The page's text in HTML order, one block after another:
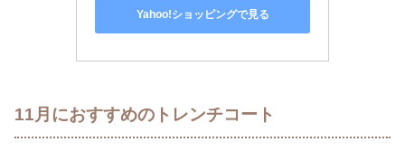
Yahoo!ショッピングで見る
11月におすすめのトレンチコート